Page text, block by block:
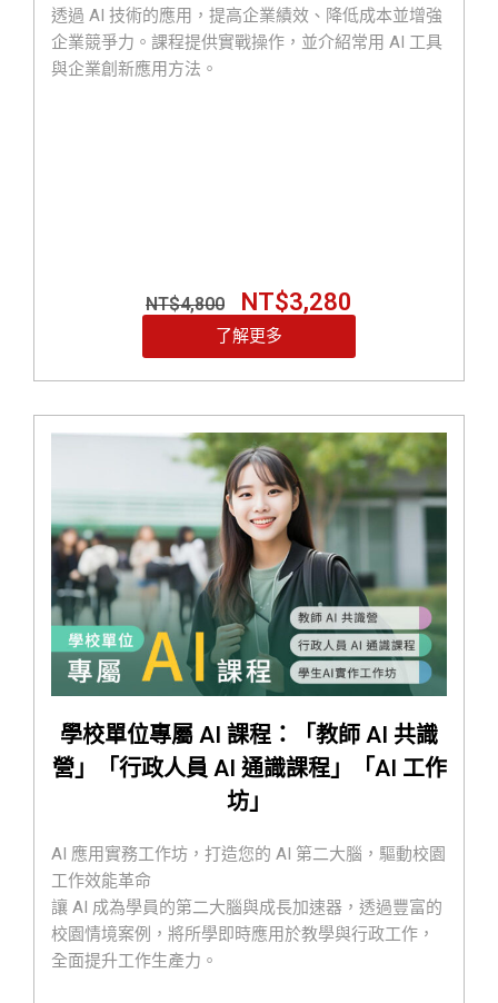
透過 AI 技術的應用，提高企業績效、降低成本並增強
企業競爭力。課程提供實戰操作，並介紹常用 AI 工具
與企業創新應用方法。
NT$4,800 NT$3,280
了解更多
學校單位專屬 AI 課程：「教師 AI 共識
營」「行政人員 AI 通識課程」「AI 工作
坊」
AI 應用實務工作坊，打造您的 AI 第二大腦，驅動校園
工作效能革命
讓 AI 成為學員的第二大腦與成長加速器，透過豐富的
校園情境案例，將所學即時應用於教學與行政工作，
全面提升工作生產力。